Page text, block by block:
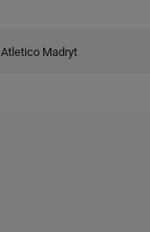
Atletico Madryt